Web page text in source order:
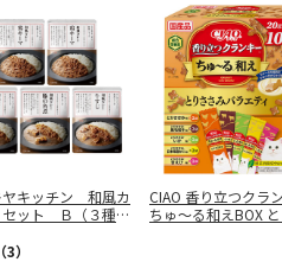
ヤキッチン 和風カ
ット Ｂ（３種５
（3）
CIAO 香り立つクラ
ちゅ～る和えBOX